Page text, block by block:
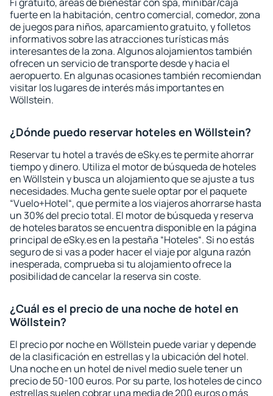
fuerte en la habitación, centro comercial, comedor, zona
de juegos para niños, aparcamiento gratuito, y folletos
informativos sobre las atracciones turísticas más
interesantes de la zona. Algunos alojamientos también
ofrecen un servicio de transporte desde y hacia el
aeropuerto. En algunas ocasiones también recomiendan
visitar los lugares de interés más importantes en
Wöllstein.
¿Dónde puedo reservar hoteles en Wöllstein?
Reservar tu hotel a través de eSky.es te permite ahorrar
tiempo y dinero. Utiliza el motor de búsqueda de hoteles
en Wöllstein y busca un alojamiento que se ajuste a tus
necesidades. Mucha gente suele optar por el paquete
“Vuelo+Hotel“, que permite a los viajeros ahorrarse hasta
un 30% del precio total. El motor de búsqueda y reserva
de hoteles baratos se encuentra disponible en la página
principal de eSky.es en la pestaña “Hoteles“. Si no estás
seguro de si vas a poder hacer el viaje por alguna razón
inesperada, comprueba si tu alojamiento ofrece la
posibilidad de cancelar la reserva sin coste.
¿Cuál es el precio de una noche de hotel en
Wöllstein?
El precio por noche en Wöllstein puede variar y depende
de la clasificación en estrellas y la ubicación del hotel.
Una noche en un hotel de nivel medio suele tener un
precio de 50-100 euros. Por su parte, los hoteles de cinco
estrellas suelen cobrar una media de 200 euros o más